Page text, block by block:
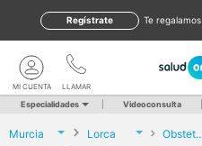
te regalamos
Regístrate
LLAMAR
MI CUENTA
Especialidades Videoconsulta
Murcia Lorca Obstetricia